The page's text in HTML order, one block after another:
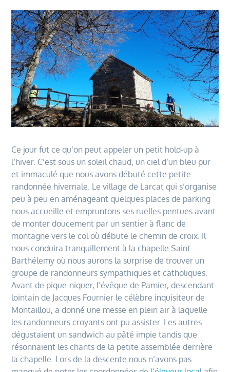
Ce jour fut ce qu’on peut appeler un petit hold-up à
l’hiver. C’est sous un soleil chaud, un ciel d’un bleu pur
et immaculé que nous avons débuté cette petite
randonnée hivernale. Le village de Larcat qui s’organise
peu à peu en aménageant quelques places de parking
nous accueille et empruntons ses ruelles pentues avant
de monter doucement par un sentier à flanc de
montagne vers le col où débute le chemin de croix. Il
nous conduira tranquillement à la chapelle Saint-
Barthélemy où nous aurons la surprise de trouver un
groupe de randonneurs sympathiques et catholiques.
Avant de pique-niquer, l’évêque de Pamier, descendant
lointain de Jacques Fournier le célèbre inquisiteur de
Montaillou, a donné une messe en plein air à laquelle
les randonneurs croyants ont pu assister. Les autres
dégustaient un sandwich au pâté impie tandis que
résonnaient les chants de la petite assemblée derrière
la chapelle. Lors de la descente nous n’avons pas